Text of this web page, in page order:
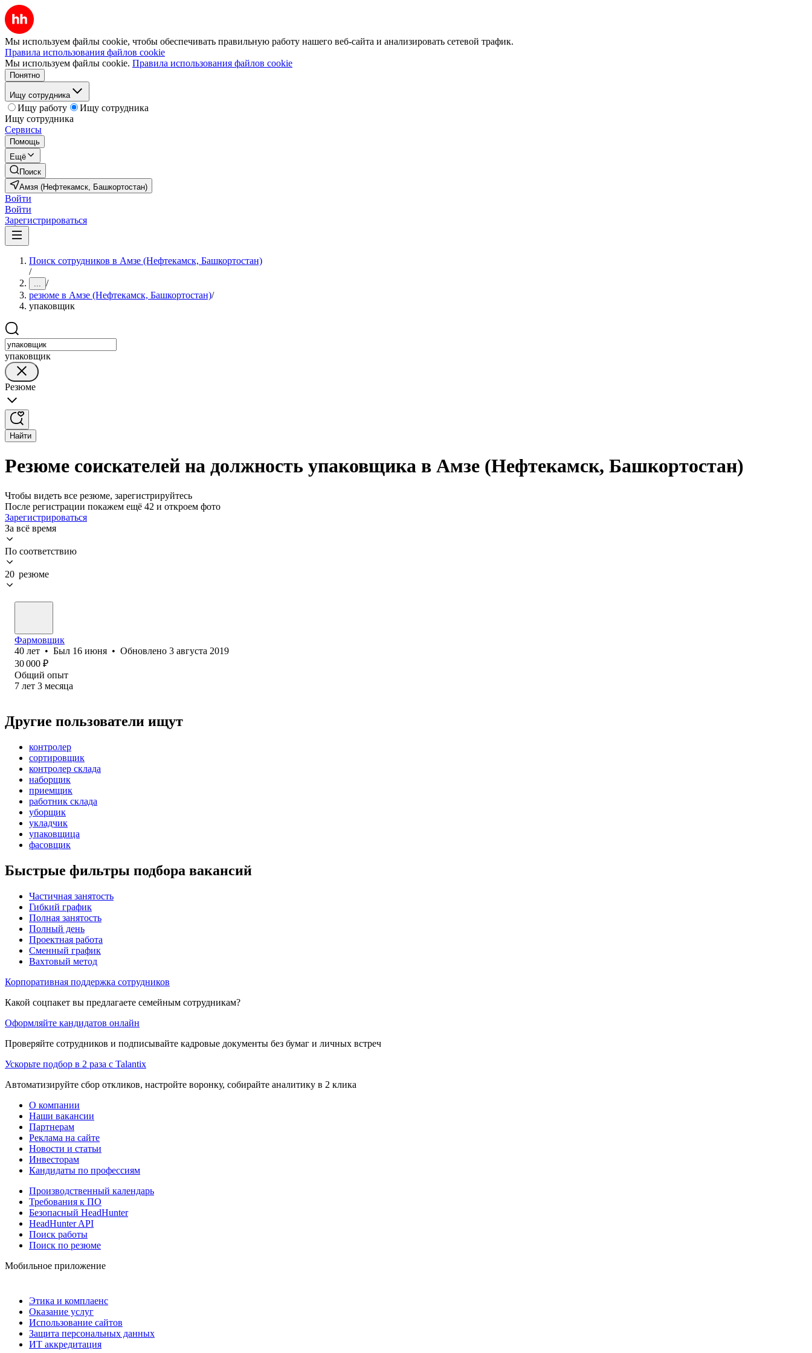
Мы используем файлы cookie, чтобы обеспечивать правильную работу нашего веб-сайта и анализировать сетевой трафик.
Правила использования файлов cookie
Мы используем файлы cookie. Правила использования файлов cookie
Понятно
Ищу сотрудника
Ищу работу
Ищу сотрудника
Ищу сотрудника
Сервисы
Помощь
Ещё
Поиск
Амзя (Нефтекамск, Башкортостан)
Войти
Войти
Зарегистрироваться
Поиск сотрудников в Амзе (Нефтекамск, Башкортостан)
/
... /
резюме в Амзе (Нефтекамск, Башкортостан)/
упаковщик
упаковщик
Резюме
Найти
Резюме соискателей на должность упаковщика в Амзе (Нефтекамск, Башкортостан)
Чтобы видеть все резюме, зарегистрируйтесь
После регистрации покажем ещё 42 и откроем фото
Зарегистрироваться
За всё время
По соответствию
20 резюме
Фармовщик
40 лет • Был 16 июня • Обновлено 3 августа 2019
30 000 ₽
Общий опыт
7 лет 3 месяца
Другие пользователи ищут
контролер
сортировщик
контролер склада
наборщик
приемщик
работник склада
уборщик
укладчик
упаковщица
фасовщик
Быстрые фильтры подбора вакансий
Частичная занятость
Гибкий график
Полная занятость
Полный день
Проектная работа
Сменный график
Вахтовый метод
Корпоративная поддержка сотрудников
Какой соцпакет вы предлагаете семейным сотрудникам?
Оформляйте кандидатов онлайн
Проверяйте сотрудников и подписывайте кадровые документы без бумаг и личных встреч
Ускорьте подбор в 2 раза с Talantix
Автоматизируйте сбор откликов, настройте воронку, собирайте аналитику в 2 клика
О компании
Наши вакансии
Партнерам
Реклама на сайте
Новости и статьи
Инвесторам
Кандидаты по профессиям
Производственный календарь
Требования к ПО
Безопасный HeadHunter
HeadHunter API
Поиск работы
Поиск по резюме
Мобильное приложение
Этика и комплаенс
Оказание услуг
Использование сайтов
Защита персональных данных
ИТ аккредитация